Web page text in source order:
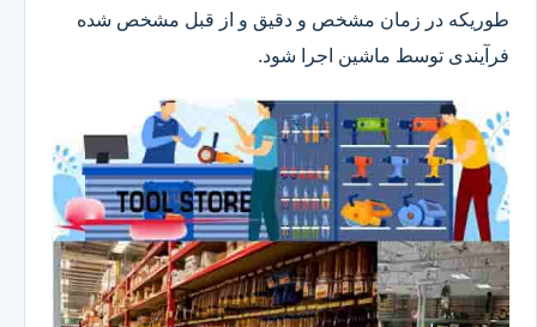
طوریکه در زمان مشخص و دقیق و از قبل مشخص شده
فرآیندی توسط ماشین اجرا شود.